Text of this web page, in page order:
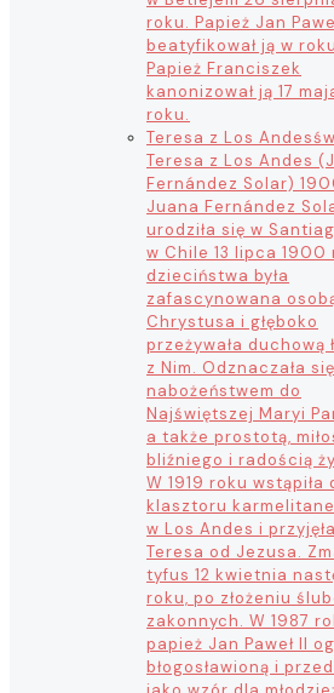
roku. Papież Jan
beatyfikował ją w
Papież Franciszek
kanonizował ją 17
roku.
Teresa z Los Andes
Teresa z Los Andes
Fernández Solar)
Juana Fernández
urodziła się w
w Chile 13 lipca 1900
dzieciństwa była
zafascynowana
Chrystusa i głęboko
przeżywała duchową
z Nim. Odznaczała
nabożeństwem do
Najświętszej Maryi
a także prostotą,
bliźniego i radością
W 1919 roku wstąpiła
klasztoru
w Los Andes i
Teresa od Jezusa.
tyfus 12 kwietnia
roku, po złożeniu
zakonnych. W 1987
papież Jan Paweł II
błogosławioną i